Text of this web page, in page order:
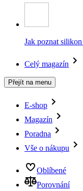
Jak poznat
Celý magazín
Přejít na menu
E-shop
Magazín
Poradna
Vše o nákupu
Oblíbené
Porovnání